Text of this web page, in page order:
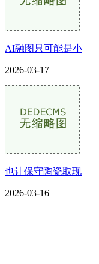
AI融图只可能是小
2026-03-17
也让保守陶瓷取现
2026-03-16